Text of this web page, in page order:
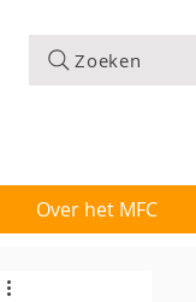
Zoeken
Over het MFC